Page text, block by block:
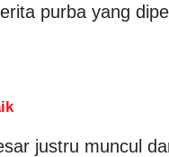
purba yang
justru muncul